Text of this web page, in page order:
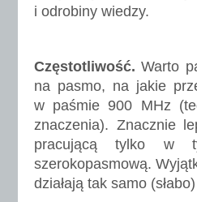
i odrobiny wiedzy.
Częstotliwość. Warto
na pasmo, na jakie
w paśmie 900 MHz
znaczenia). Znacznie
pracującą tylko w
szerokopasmową.
działają tak samo